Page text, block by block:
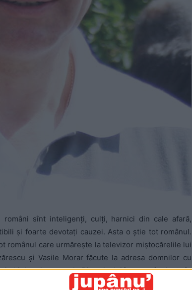
români sînt inteligenţi, culţi, harnici din cale afară,
şi foarte devotaţi cauzei. Asta o ştie tot românul.
românul care urmăreşte la televizor miştocărelile lui
şi Vasile Morar făcute la adresa domnilor cu
chipiu ori scenetele Divertisului în care sînt luate în
calităţi şi talente enumerate mai sus şi